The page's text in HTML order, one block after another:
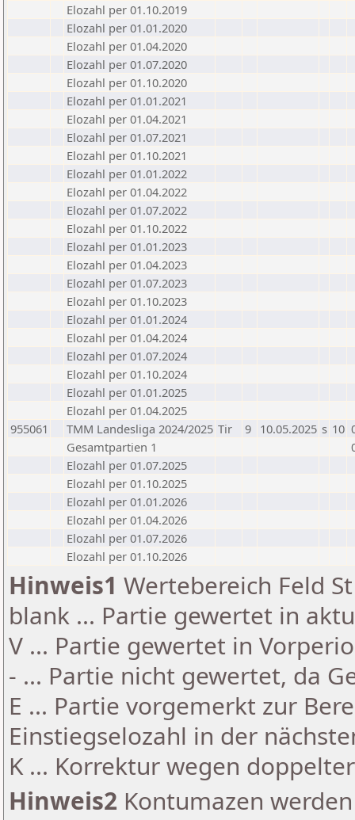
Elozahl per 01.10.2019
Elozahl per 01.01.2020
Elozahl per 01.04.2020
Elozahl per 01.07.2020
Elozahl per 01.10.2020
Elozahl per 01.01.2021
Elozahl per 01.04.2021
Elozahl per 01.07.2021
Elozahl per 01.10.2021
Elozahl per 01.01.2022
Elozahl per 01.04.2022
Elozahl per 01.07.2022
Elozahl per 01.10.2022
Elozahl per 01.01.2023
Elozahl per 01.04.2023
Elozahl per 01.07.2023
Elozahl per 01.10.2023
Elozahl per 01.01.2024
Elozahl per 01.04.2024
Elozahl per 01.07.2024
Elozahl per 01.10.2024
Elozahl per 01.01.2025
Elozahl per 01.04.2025
955061
TMM Landesliga 2024/2025 Tir 9 10.05.2025 s 10
Gesamtpartien 1
Elozahl per 01.07.2025
Elozahl per 01.10.2025
Elozahl per 01.01.2026
Elozahl per 01.04.2026
Elozahl per 01.07.2026
Elozahl per 01.10.2026
Hinweis1 Wertebereich Feld
blank ... Partie gewertet in
V ... Partie gewertet in
- ... Partie nicht gewertet, da
E ... Partie vorgemerkt zur
Einstiegselozahl in der
K ... Korrektur wegen
Hinweis2 Kontumazen